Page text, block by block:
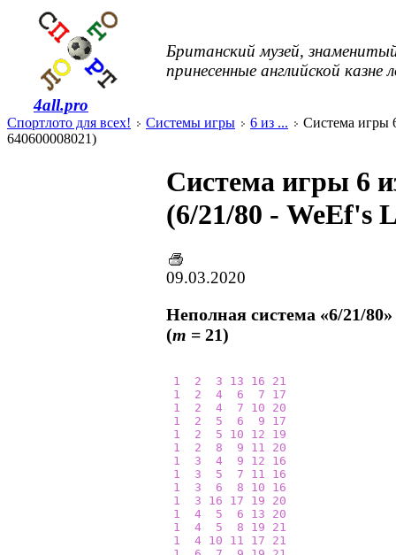
4all.pro
Британский музей,
принесенные английской казне
Спортлото для всех! Системы игры 6 из ...
Система игры
640600008021)
Система игры 6
(6/21/80 - WeEf's
09.03.2020
Неполная система «6/21/
(m = 21)
1 2 3 13 16
21
1
2 4 6 7
17
1
2 4 7 10
20
1
2 5 6 9
17
1
2 5 10 12
19
1
2 8 9 11
20
1
3 4 9 12
16
1
3 5 7 11
16
1
3 6 8 10
16
1
3 16 17 19
20
1
4 5 6 13
20
1
4 5 8 19
21
1
4 10 11 17
21